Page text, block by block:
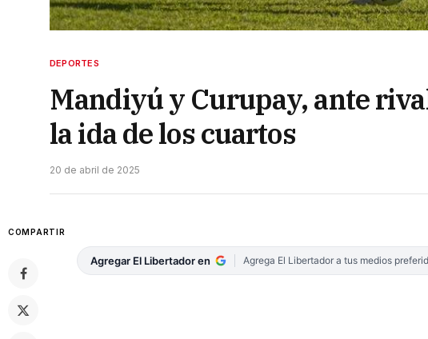
DEPORTES
Mandiyú y Curupay, ante
la ida de los cuartos
20 de abril de 2025
COMPARTIR
Agregar El Libertador en Agrega El Libertador a tus medios